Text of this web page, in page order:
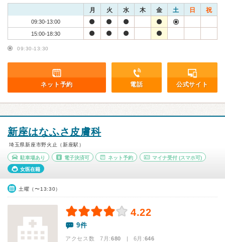
月 火 水 木 金 土 日 祝
09:30-13:00
15:00-18:30
09:30-13:30
ネット予約 電話 公式サイト
新座はなふさ皮膚科
埼玉県新座市野火止（新座駅）
駐車場あり 電子決済可 ネット予約 マイナ受付 (スマホ可)
女医在籍
土曜（〜13:30）
4.22
9件
アクセス数 7月:680 | 6月:646